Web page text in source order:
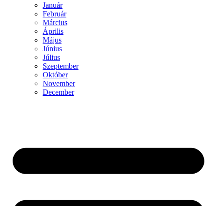
Január
Február
Március
Április
Május
Június
Július
Szeptember
Október
November
December